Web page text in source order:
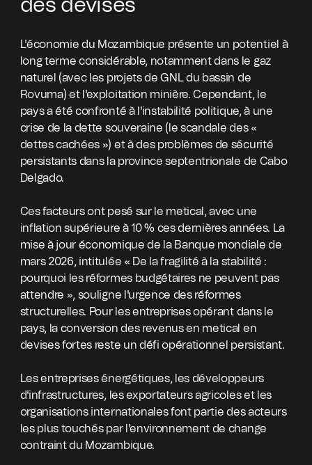
des devises
L'économie du Mozambique présente un potentiel à
long terme considérable, notamment dans le gaz
naturel (avec les projets de GNL du bassin de
Rovuma) et l'exploitation minière. Cependant, le
pays a été confronté à l'instabilité politique, à une
crise de la dette souveraine (le scandale des «
dettes cachées ») et à des problèmes de sécurité
persistants dans la province septentrionale de Cabo
Delgado.
Ces facteurs ont pesé sur le metical, avec une
inflation supérieure à 10 % ces dernières années. La
mise à jour économique de la Banque mondiale de
mars 2026, intitulée « De la fragilité à la stabilité :
pourquoi les réformes budgétaires ne peuvent pas
attendre », souligne l'urgence des réformes
structurelles. Pour les entreprises opérant dans le
pays, la conversion des revenus en metical en
devises fortes reste un défi opérationnel persistant.
Les entreprises énergétiques, les développeurs
d'infrastructures, les exportateurs agricoles et les
organisations internationales font partie des acteurs
les plus touchés par l'environnement de change
contraint du Mozambique.